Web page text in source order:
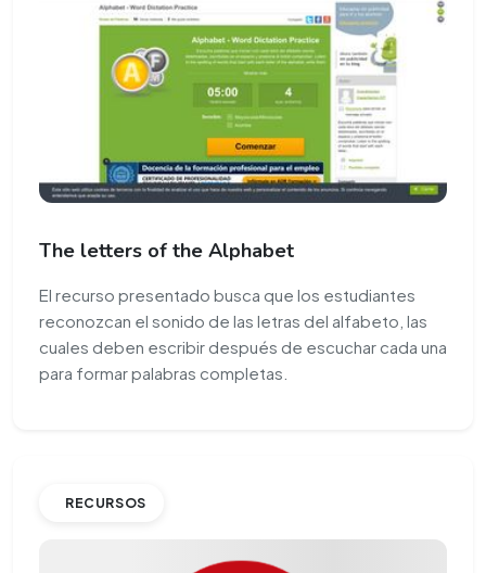
The letters of the Alphabet
El recurso presentado busca que los estudiantes
reconozcan el sonido de las letras del alfabeto, las
cuales deben escribir después de escuchar cada una
para formar palabras completas.
RECURSOS